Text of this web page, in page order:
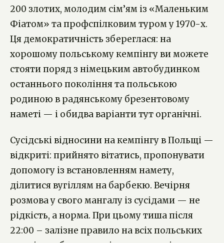
200 злотих, молодим сім’ям із «Маленьким
Фіатом» та профспілковим туром у 1970-х.
Ця демократичність збереглася: на
хорошому польському кемпінгу ви можете
стояти поряд з німецьким автобудинком
останнього покоління та польською
родиною в радянському брезентовому
наметі — і обидва варіанти тут органічні.
Сусідські відносини на кемпінгу в Польщі —
відкриті: прийнято вітатись, пропонувати
допомогу із встановленням намету,
ділитися вугіллям на барбекю. Вечірня
розмова у свого мангалу із сусідами — не
рідкість, а норма. При цьому тиша після
22:00 – залізне правило на всіх польських